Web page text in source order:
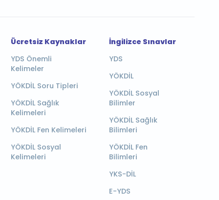
Ücretsiz Kaynaklar
YDS Önemli
Kelimeler
YÖKDİL Soru Tipleri
YÖKDİL Sağlık
Kelimeleri
YÖKDİL Fen Kelimeleri
YÖKDİL Sosyal
Kelimeleri
İngilizce Sınavlar
YDS
YÖKDİL
YÖKDİL Sosyal
Bilimler
YÖKDİL Sağlık
Bilimleri
YÖKDİL Fen
Bilimleri
YKS-DİL
E-YDS